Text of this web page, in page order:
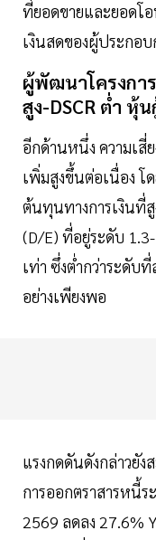
ที่ยอดขายและยอดโ
เงินสดของผู้ประกอบ
ผู้พัฒนาโครงกา
สูง-DSCR ต่ำ หุ้
อีกด้านหนึ่ง ความเสี่
เพิ่มสูงขึ้นต่อเนื่อง
ต้นทุนทางการเงินที่
(D/E) ที่อยู่ระดับ 1.3-
เท่า ซึ่งต่ำกว่าระดับ
อย่างเพียงพอ
แรงกดดันดังกล่าวยั
การออกตราสารหนี้ร
2569 ลดลง 27.6%